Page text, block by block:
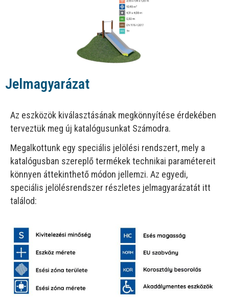
Jelmagyarázat
Az eszközök kiválasztásának megkönnyítése érdekében
terveztük meg új katalógusunkat Számodra.
Megalkottunk egy speciális jelölési rendszert, mely a
katalógusban szereplő termékek technikai paramétereit
könnyen áttekinthető módon jellemzi. Az egyedi,
speciális jelölésrendszer részletes jelmagyarázatát itt
találod: